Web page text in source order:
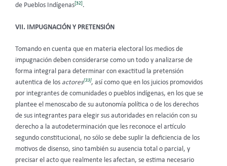
de Pueblos Indígenas[32].
VII. IMPUGNACIÓN Y PRETENSIÓN
Tomando en cuenta que en materia electoral los medios de
impugnación deben considerarse como un todo y analizarse de
forma integral para determinar con exactitud la pretensión
autentica de los actores[33], así como que en los juicios promovidos
por integrantes de comunidades o pueblos indígenas, en los que se
plantee el menoscabo de su autonomía política o de los derechos
de sus integrantes para elegir sus autoridades en relación con su
derecho a la autodeterminación que les reconoce el artículo
segundo constitucional, no sólo se debe suplir la deficiencia de los
motivos de disenso, sino también su ausencia total o parcial, y
precisar el acto que realmente les afectan, se estima necesario